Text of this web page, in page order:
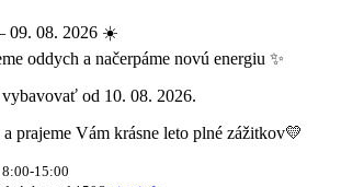
09. 08. 2026 ☀️
oddych a načerpáme novú energiu ✨
od 10. 08. 2026.
prajeme Vám krásne leto plné zážitkov💛
15:00